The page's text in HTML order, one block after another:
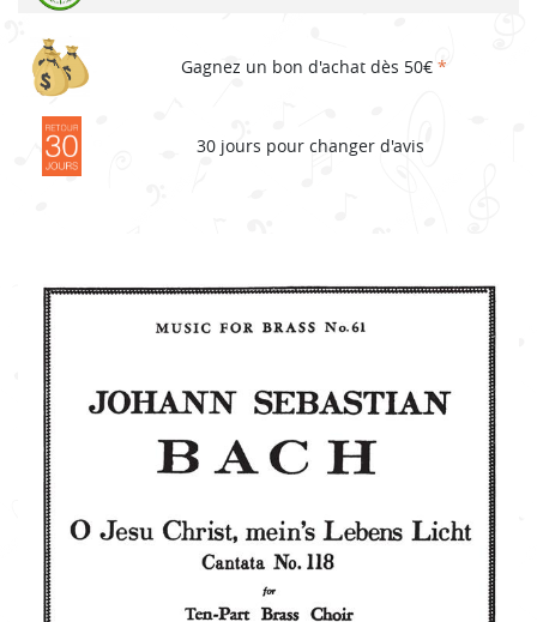
Gagnez un bon d'achat dès 50€ *
30 jours pour changer d'avis